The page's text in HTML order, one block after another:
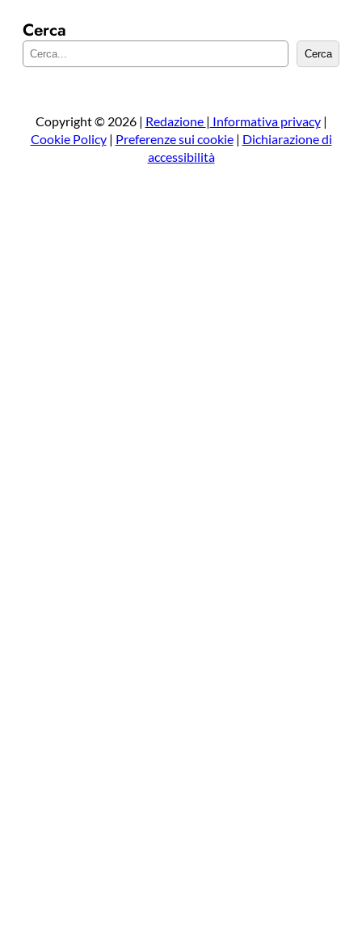
Cerca
e
a
Cerca
Copyright © 2026 | Redazione | Informativa privacy|
Cookie Policy| Preferenze sui cookie| Dichiarazione di
accessibilità